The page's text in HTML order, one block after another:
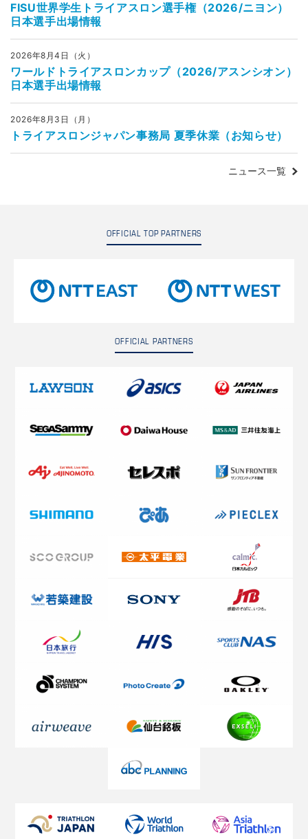
FISU世界学生トライアスロン選手権（2026/ニヨン）
日本選手出場情報
2026年8月4日（火）
ワールドトライアスロンカップ（2026/アスンシオン）
日本選手出場情報
2026年8月3日（月）
トライアスロンジャパン事務局 夏季休業（お知らせ）
ニュース一覧
OFFICIAL TOP PARTNERS
OFFICIAL PARTNERS